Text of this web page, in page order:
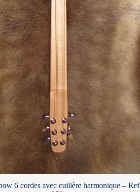
6 cordes avec cuillère harmonique – Ref